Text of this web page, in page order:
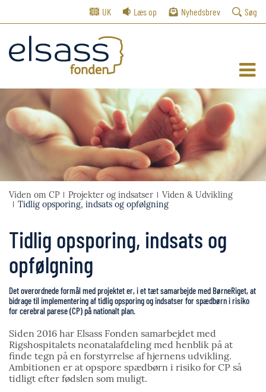
UK Læs op Nyhedsbrev Søg
Viden om CP Projekter og indsatser
Viden & Udvikling
Tidlig opsporing, indsats og opfølgning
Tidlig opsporing, indsats og
opfølgning
Det overordnede formål med projektet er, i et tæt samarbejde med BørneRiget, at
bidrage til implementering af tidlig opsporing og indsatser for spædbørn i risiko
for cerebral parese (CP) på nationalt plan.
Siden 2016 har Elsass Fonden samarbejdet med
Rigshospitalets neonatalafdeling med henblik på at
finde tegn på en forstyrrelse af hjernens udvikling.
Ambitionen er at opspore spædbørn i risiko for CP så
tidligt efter fødslen som muligt.